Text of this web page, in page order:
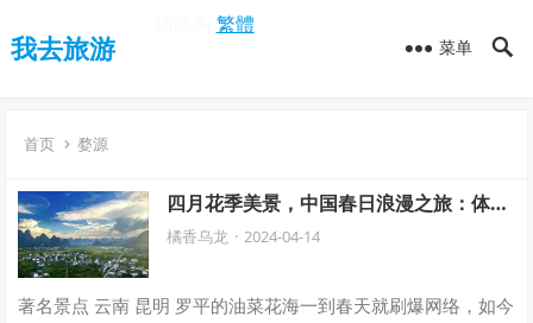
繁體
我去旅游 菜单
首页 婺源
四月花季美景，中国春日浪漫之旅：体验
奢华隐居生活！
橘香乌龙 · 2024-04-14
著名景点 云南 昆明 罗平的油菜花海一到春天就刷爆网络，如今